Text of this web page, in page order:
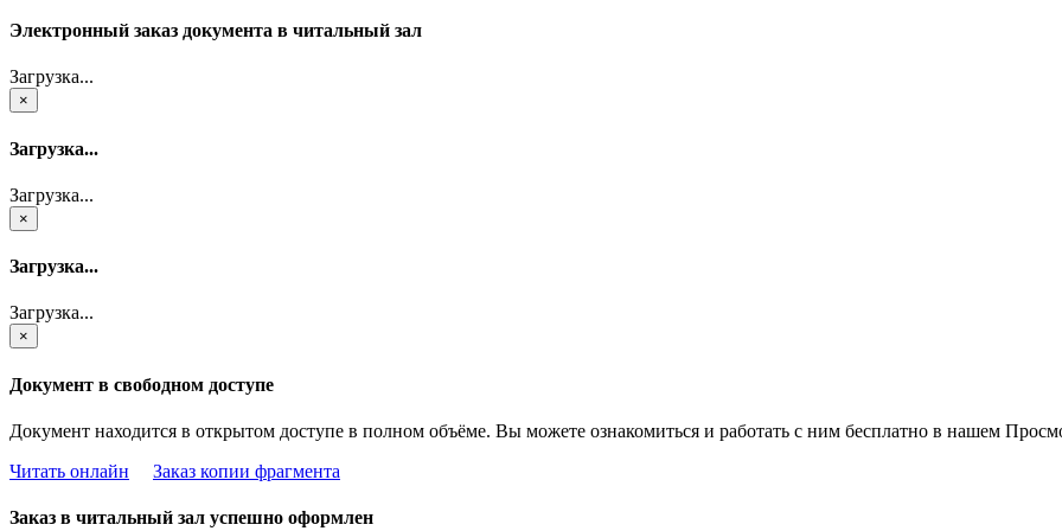
Электронный заказ документа в читальный зал
Загрузка...
×
Загрузка...
Загрузка...
×
Загрузка...
Загрузка...
×
Документ в свободном доступе
Документ находится в открытом доступе в полном объёме. Вы можете ознакомиться и работать с ним бесплатно в нашем
Читать онлайн
Заказ копии фрагмента
Заказ в читальный зал успешно оформлен